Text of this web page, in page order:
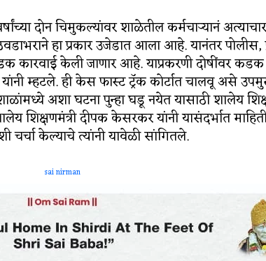
दोन चिमुकल्यांवर शाळेतील कर्मचाऱ्यानं
हा प्रकार उजेडात आला आहे. यानंतर पोलीस,
केली जाणार आहे. याप्रकरणी दोषींवर कडक
म्हटले. ही केस फास्ट ट्रॅक कोर्टात चालवू असे
अशा घटना पुन्हा घडू नयेत यासाठी शालेय
शिक्षणमंत्री दीपक केसरकर यांनी यासंदर्भात
चर्चा केल्याचे त्यांनी यावेळी सांगितले.
sai nirman